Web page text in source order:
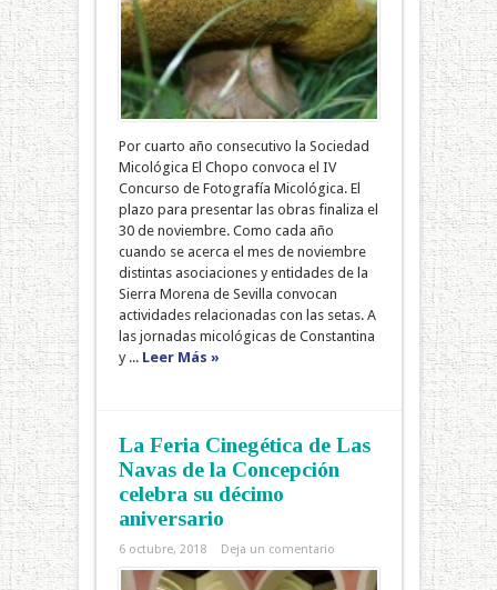
Por cuarto año consecutivo la Sociedad
Micológica El Chopo convoca el IV
Concurso de Fotografía Micológica. El
plazo para presentar las obras finaliza el
30 de noviembre. Como cada año
cuando se acerca el mes de noviembre
distintas asociaciones y entidades de la
Sierra Morena de Sevilla convocan
actividades relacionadas con las setas. A
las jornadas micológicas de Constantina
y ... Leer Más »
La Feria Cinegética de Las
Navas de la Concepción
celebra su décimo
aniversario
6 octubre, 2018 Deja un comentario